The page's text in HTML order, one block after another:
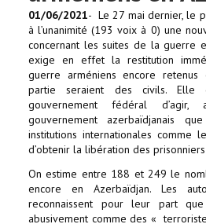
01/06/2021- Le 27 mai dernier, le
à l’unanimité (193 voix à 0) une
concernant les suites de la guerre
exige en effet la restitution
guerre arméniens encore retenus
partie seraient des civils. Elle
gouvernement fédéral
gouvernement azerbaïdjanais
institutions internationales comme
d’obtenir la libération des
On estime entre 188 et 249 le
encore en Azerbaïdjan. Les
reconnaissent pour leur part
abusivement comme des «